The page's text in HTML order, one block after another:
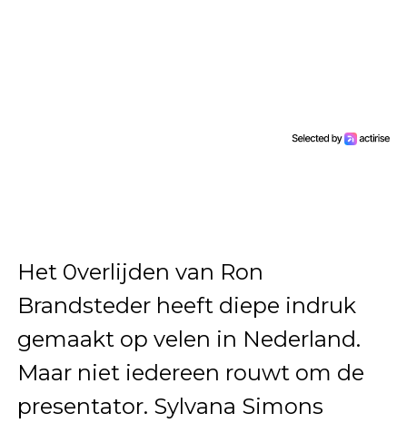
Het 0verlijden van Ron
Brandsteder heeft diepe indruk
gemaakt op velen in Nederland.
Maar niet iedereen rouwt om de
presentator. Sylvana Simons